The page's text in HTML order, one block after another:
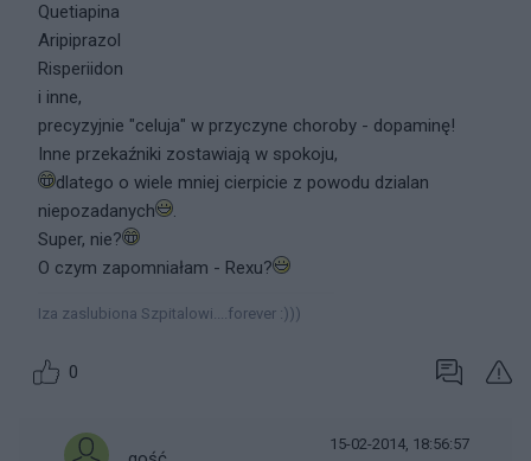
Quetiapina
Aripiprazol
Risperiidon
i inne,
precyzyjnie "celuja" w przyczyne choroby - dopaminę!
Inne przekaźniki zostawiają w spokoju,
dlatego o wiele mniej cierpicie z powodu dzialan
niepozadanych
.
Super, nie?
O czym zapomniałam - Rexu?
Iza zaslubiona Szpitalowi....forever :)))
0
15-02-2014, 18:56:57